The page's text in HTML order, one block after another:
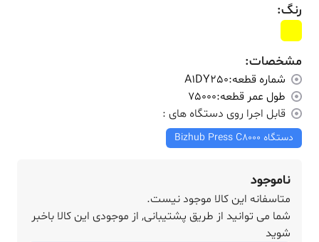
رنگ:
مشخصات:
شماره قطعه:A1DY250
طول عمر قطعه:75000
قابل اجرا روی دستگاه های :
دستگاه Bizhub Press C8000
ناموجود
متاسفانه این کالا موجود نیست.
شما می توانید از طریق پشتیبانی, از موجودی این کالا باخبر
شوید